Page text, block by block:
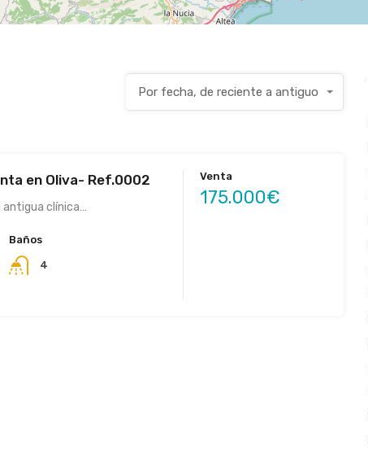
Por fecha, de reciente a antiguo
en Oliva- Ref.0002
antigua clínica…
Baños
4
Venta
175.000€